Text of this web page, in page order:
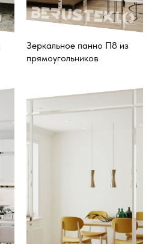
Зеркальное панно П8 из
прямоугольников